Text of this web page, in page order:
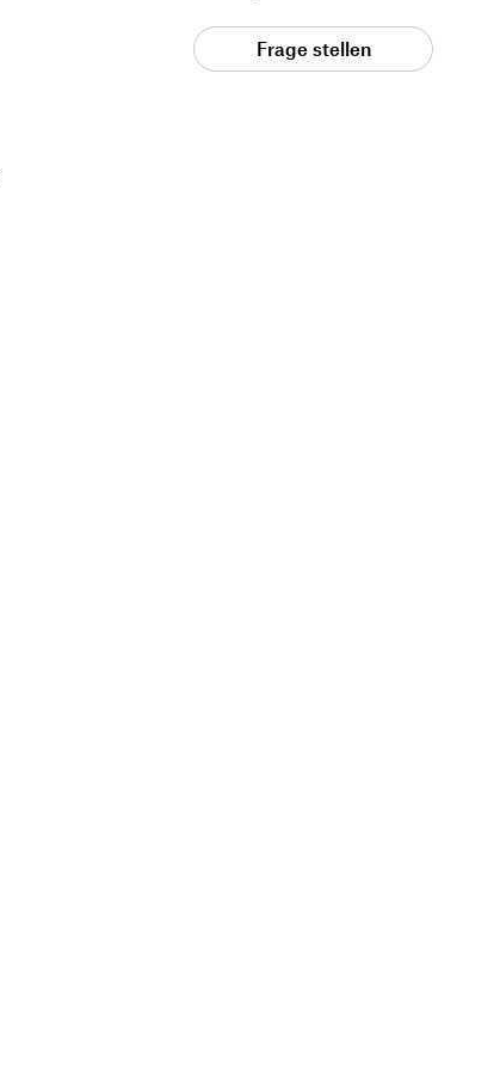
Frage stellen